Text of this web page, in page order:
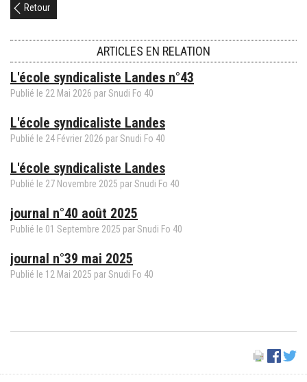
Retour
ARTICLES EN RELATION
L'école syndicaliste Landes n°43
Publié le 22 Mai 2026 par Snudi Fo 40
L'école syndicaliste Landes
Publié le 24 Février 2026 par Snudi Fo 40
L'école syndicaliste Landes
Publié le 27 Novembre 2025 par Snudi Fo 40
journal n°40 août 2025
Publié le 01 Septembre 2025 par Snudi Fo 40
journal n°39 mai 2025
Publié le 12 Mai 2025 par Snudi Fo 40